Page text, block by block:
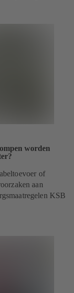
worden
of
aan
KSB